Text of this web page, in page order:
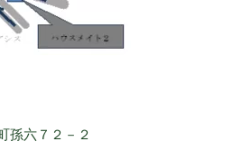
孫六７２－２